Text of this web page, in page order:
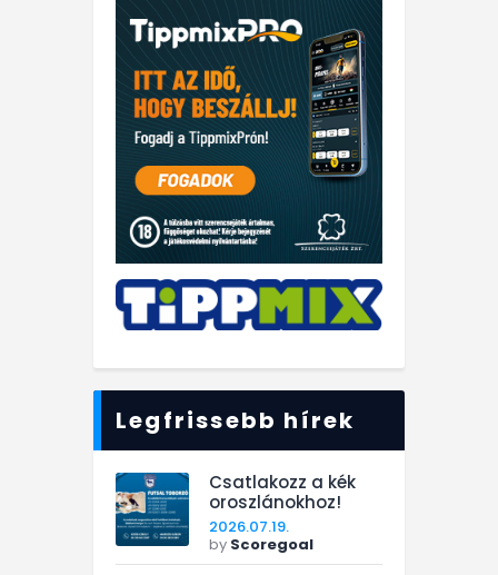
Legfrissebb hírek
Csatlakozz a kék
oroszlánokhoz!
2026.07.19.
by Scoregoal